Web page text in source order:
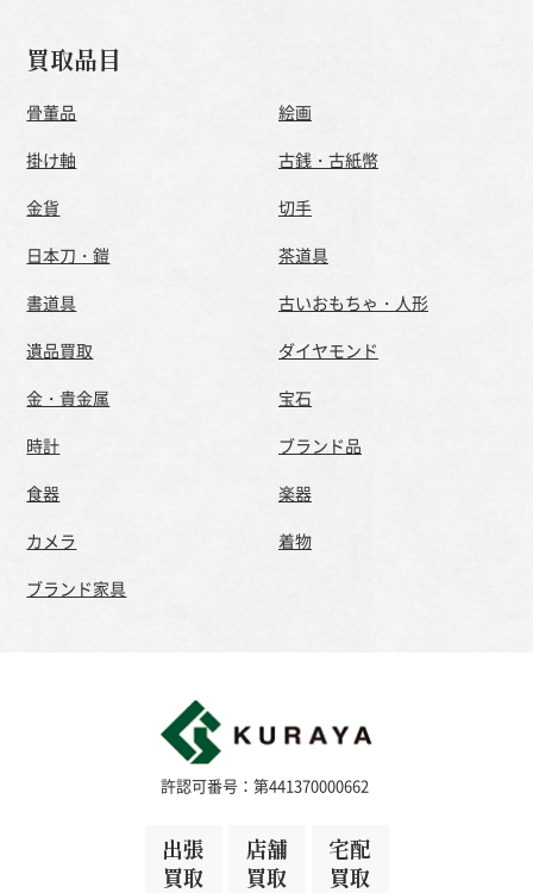
買取品目
骨董品
絵画
掛け軸
古銭・古紙幣
金貨
切手
日本刀・鎧
茶道具
書道具
古いおもちゃ・人形
遺品買取
ダイヤモンド
金・貴金属
宝石
時計
ブランド品
食器
楽器
カメラ
着物
ブランド家具
許認可番号：第441370000662
出張
買取
店舗
買取
宅配
買取